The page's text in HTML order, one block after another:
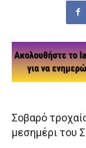
Σοβαρό
μεσημέρι του